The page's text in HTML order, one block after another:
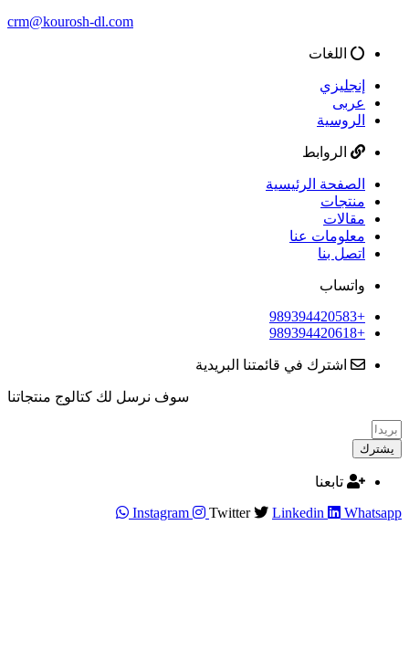
crm@kourosh-dl.com
اللغات
إنجليزي
عربى
الروسية
الروابط
الصفحة الرئيسية
منتجات
مقالات
معلومات عنا
اتصل بنا
واتساب
+989394420583
+989394420618
اشترك في قائمتنا البريدية
سوف نرسل لك كتالوج منتجاتنا
يشترك
تابعنا
Instagram
Twitter Linkedin Whatsapp